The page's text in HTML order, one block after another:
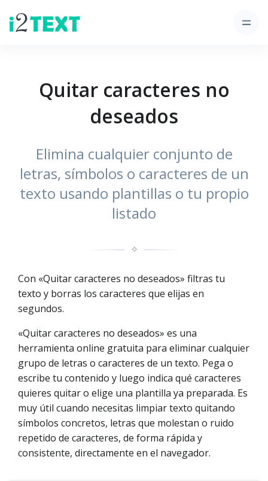
Quitar caracteres no
deseados
Elimina cualquier conjunto de
letras, símbolos o caracteres de un
texto usando plantillas o tu propio
listado
✧
Con «Quitar caracteres no deseados» filtras tu
texto y borras los caracteres que elijas en
segundos.
«Quitar caracteres no deseados» es una
herramienta online gratuita para eliminar cualquier
grupo de letras o caracteres de un texto. Pega o
escribe tu contenido y luego indica qué caracteres
quieres quitar o elige una plantilla ya preparada. Es
muy útil cuando necesitas limpiar texto quitando
símbolos concretos, letras que molestan o ruido
repetido de caracteres, de forma rápida y
consistente, directamente en el navegador.